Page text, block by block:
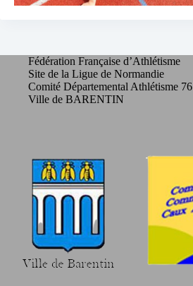
Fédération Française d’Athlétisme
Site de la Ligue de Normandie
Comité Départemental Athlétisme 76
Ville de BARENTIN